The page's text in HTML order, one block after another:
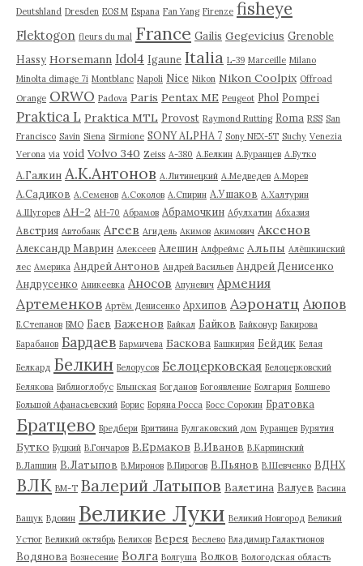
Deutshland Dresden EOS M Espana Fan Yang Firenze fisheye
Flektogon fleurs du mal France Gailis Gegevicius Grenoble
Hassy Horsemann Idol4 Igaune Italia L-39 Marceille Milano
Minolta dimage 7i Montblanc Napoli Nice Nikon Nikon Coolpix Offroad
Orange ORWO Padova Paris Pentax ME Peugeot Phol Pompei
Praktica L Praktica MTL Provost Raymond Rutting Roma RSS San
Francisco Savin Siena Sirmione SONY ALPHA 7 Sony NEX-5T Suchy Venezia
Verona via void Volvo 340 Zeiss А-380 А.Белкин А.Буранцев А.Бутко
А.Галкин А.К.Антонов А.Литинецкий А.Медведев А.Морев
А.Садиков А.Семенов А.Соколов А.Спирин А.Ушаков А.Халтурин
А.Щугорев АН-2 АН-70 Абрамов Абрамочкин Абулхатин Абхазия
Австрия Автобанк Агеев Агидель Акимов Акимович Аксенов
Александр Маврин Алексеев Алешин Алфреймс Альпы Алёшкинский
лес Америка Андрей Антонов Андрей Васильев Андрей Денисенко
Андрусенко Аникеевка Аносов Апуневич Армения
Артеменков Артём Денисенко Архипов Аэронатц Аюпов
Б.Степанов БМО Баев Баженов Байкал Байков Байконур Бакирова
Барабанов Бардаев Бармичева Баскова Башкирия Бейдик Белая
Белкард Белкин Белорусов Белоцерковская Белоцерковский
Белякова Библиоглобус Блынская Богданов Богоявление Болгария Болшево
Большой Афанасьевский Борис Боряна Росса Босс Сорокин Братовка
Братцево Бредбери Бритвина Булгаковский дом Буранцев Бурятия
Бутко Буцкий В.Гончаров В.Ермаков В.Иванов В.Карпинский
В.Лапшин В.Латыпов В.Миронов В.Пирогов В.Пьянов В.Шевченко ВДНХ
ВЛК ВМ-Т Валерий Латыпов Валетина Валуев Васина
Ващук Вдовин Великие Луки Великий Новгород Великий
Устюг Великий октябрь Велихов Верея Веслево Владимир Галактионов
Водянова Вознесение Волга Волгуша Волков Вологодская область